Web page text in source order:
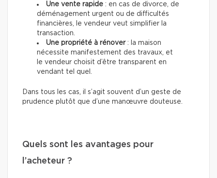
Une vente rapide : en cas de divorce, de
déménagement urgent ou de difficultés
financières, le vendeur veut simplifier la
transaction.
Une propriété à rénover: la maison
nécessite manifestement des travaux, et
le vendeur choisit d’être transparent en
vendant tel quel.
Dans tous les cas, il s’agit souvent d’un geste de
prudence plutôt que d’une manœuvre douteuse.
Quels sont les avantages pour
l’acheteur ?